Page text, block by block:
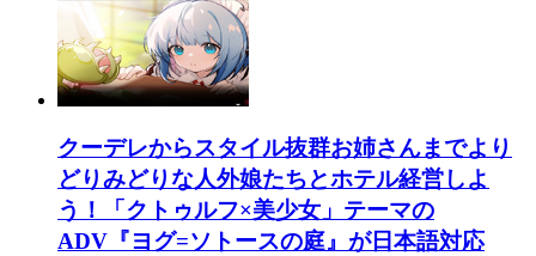
クーデレからスタイル抜群お姉さんまでより
どりみどりな人外娘たちとホテル経営しよ
う！「クトゥルフ×美少女」テーマの
ADV『ヨグ=ソトースの庭』が日本語対応